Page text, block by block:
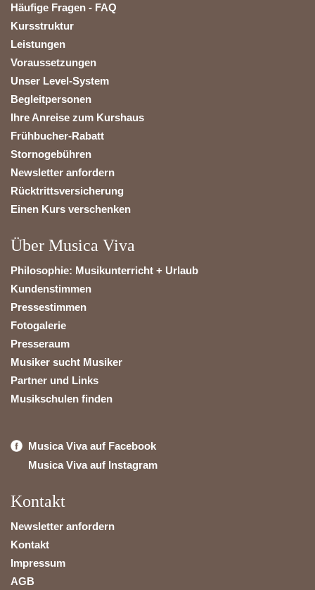
Häufige Fragen - FAQ
Kursstruktur
Leistungen
Voraussetzungen
Unser Level-System
Begleitpersonen
Ihre Anreise zum Kurshaus
Frühbucher-Rabatt
Stornogebühren
Newsletter anfordern
Rücktrittsversicherung
Einen Kurs verschenken
Über Musica Viva
Philosophie: Musikunterricht + Urlaub
Kundenstimmen
Pressestimmen
Fotogalerie
Presseraum
Musiker sucht Musiker
Partner und Links
Musikschulen finden
Musica Viva auf Facebook
Musica Viva auf Instagram
Kontakt
Newsletter anfordern
Kontakt
Impressum
AGB